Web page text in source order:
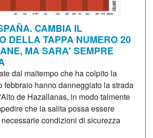
CAMBIA IL
DELLA TAPPA NUMERO 20
MA SARA' SEMPRE
dal maltempo che ha colpito la
febbraio hanno danneggiato la strada
de Hazallanas, in modo talmente
che la salita possa essere
condizioni di sicurezza